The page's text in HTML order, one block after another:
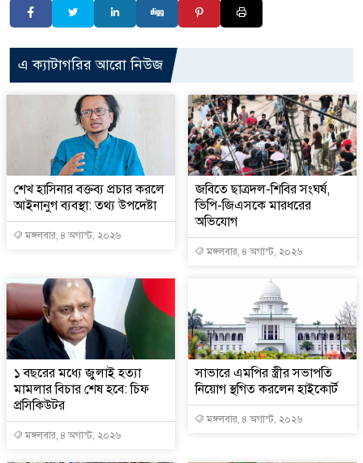
এ ক্যাটাগরির আরো নিউজ
শেখ হাসিনার বক্তব্য প্রচার করলে
আইনানুগ ব্যবস্থা: তথ্য উপদেষ্টা
মঙ্গলবার, ৪ অগাস্ট, ২০২৬
জবিতে ছাত্রদল-শিবির সংঘর্ষ,
ভিপি-জিএসকে মারধরের
অভিযোগ
মঙ্গলবার, ৪ অগাস্ট, ২০২৬
১ বছরের মধ্যে জুলাই হত্যা
মামলার বিচার শেষ হবে: চিফ
প্রসিকিউটর
মঙ্গলবার, ৪ অগাস্ট, ২০২৬
সাভারে এমপির স্ত্রীর সভাপতি
নিয়োগ স্থগিত করলেন হাইকোর্ট
মঙ্গলবার, ৪ অগাস্ট, ২০২৬